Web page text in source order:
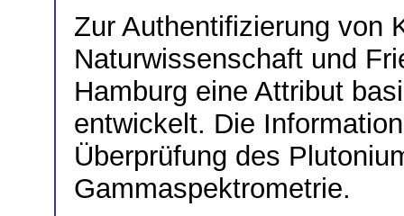
Zur Authentifizierung von
Naturwissenschaft und
Hamburg eine Attribut
entwickelt. Die
Überprüfung des
Gammaspektrometrie.